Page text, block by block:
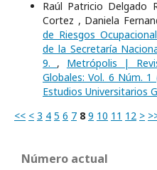
Raúl Patricio Delgado
Cortez , Daniela
de Riesgos
de la Secretaría
9. , Metrópolis |
Globales: Vol. 6 Núm.
Estudios Universitarios
<< < 3 4 5 6 7 8 9 10 11 12 >
Número actual